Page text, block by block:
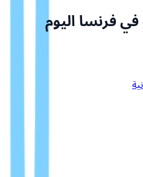
فرنسا اليوم